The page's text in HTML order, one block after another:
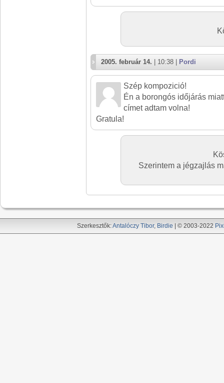
2005. február 14. | 10:38 | Pordi
Szép kompozició!
Én a borongós időjárás
címet adtam volna!
Gratula!
Szerintem a jégzajlás
Szerkesztők:Antalóczy Tibor, Birdie | © 2003-2022